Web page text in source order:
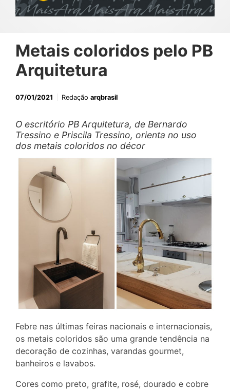
Metais coloridos pelo PB
Arquitetura
07/01/2021 Redação arqbrasil
O escritório PB Arquitetura, de Bernardo
Tressino e Priscila Tressino, orienta no uso
dos metais coloridos no décor
Febre nas últimas feiras nacionais e internacionais,
os metais coloridos são uma grande tendência na
decoração de cozinhas, varandas gourmet,
banheiros e lavabos.
Cores como preto, grafite, rosé, dourado e cobre